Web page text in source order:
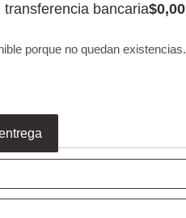
bancaria$0,00
porque no quedan existencias.